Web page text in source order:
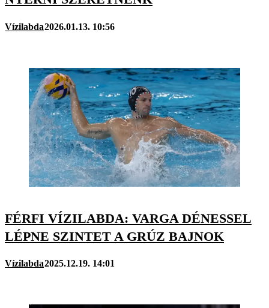
Vízilabda2026.01.13. 10:56
FÉRFI VÍZILABDA: VARGA DÉNESSEL
LÉPNE SZINTET A GRÚZ BAJNOK
Vízilabda2025.12.19. 14:01